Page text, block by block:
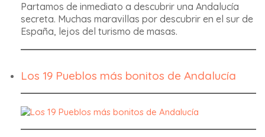
Partamos de inmediato a descubrir una Andalucía
secreta. Muchas maravillas por descubrir en el sur de
España, lejos del turismo de masas.
Los 19 Pueblos más bonitos de Andalucía